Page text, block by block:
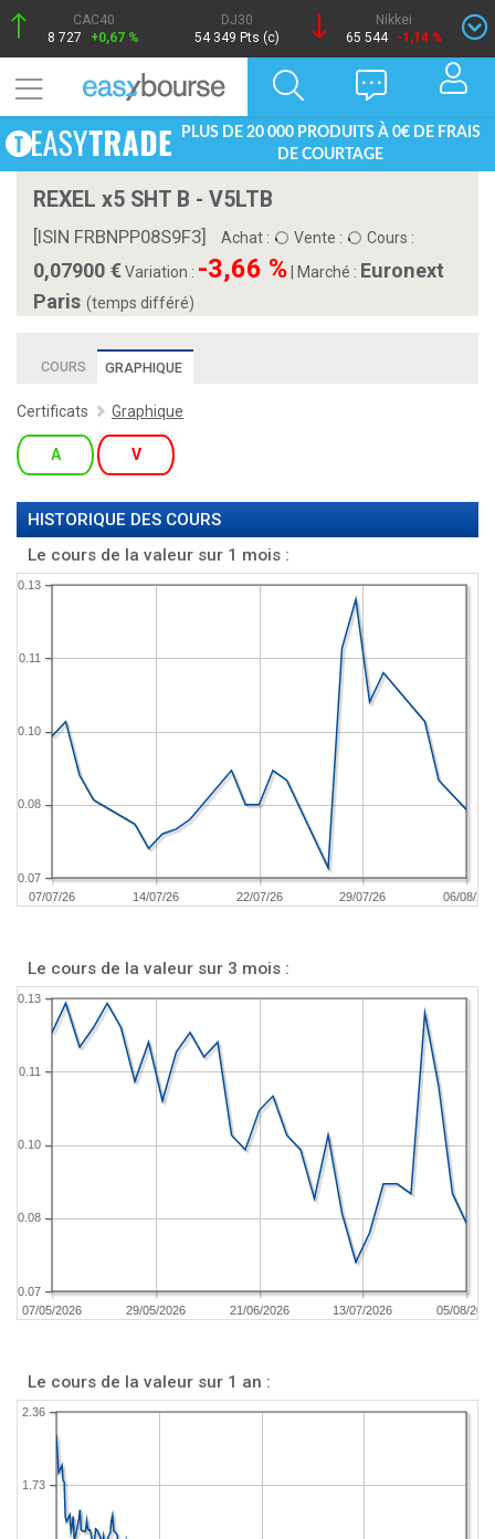
CAC40
8 727
+0,67 %
DJ30
54 349 Pts (c)
Nikkei
65 544 -1,14 %
PLUS DE 20 000 PRODUITS À 0€ DE FRAIS
DE COURTAGE
REXEL x5 SHT B - V5LTB
[ISIN FRBNPP08S9F3] Achat : Vente : Cours :
0,07900Variation : -3,66 % Marché : Euronext
Paris (temps différé)
COURS GRAPHIQUE
Certificats Graphique
A V
HISTORIQUE DES COURS
Le cours de la valeur sur 1 mois :
07/07/26 14/07/26 22/07/26 29/07/26 06/08/26
0.07
0.08
0.10
0.11
0.13
Le cours de la valeur sur 3 mois :
07/05/2026 29/05/2026 21/06/2026 13/07/2026 05/08/2026
0.07
0.08
0.10
0.11
0.13
Le cours de la valeur sur 1 an :
1.73
2.36